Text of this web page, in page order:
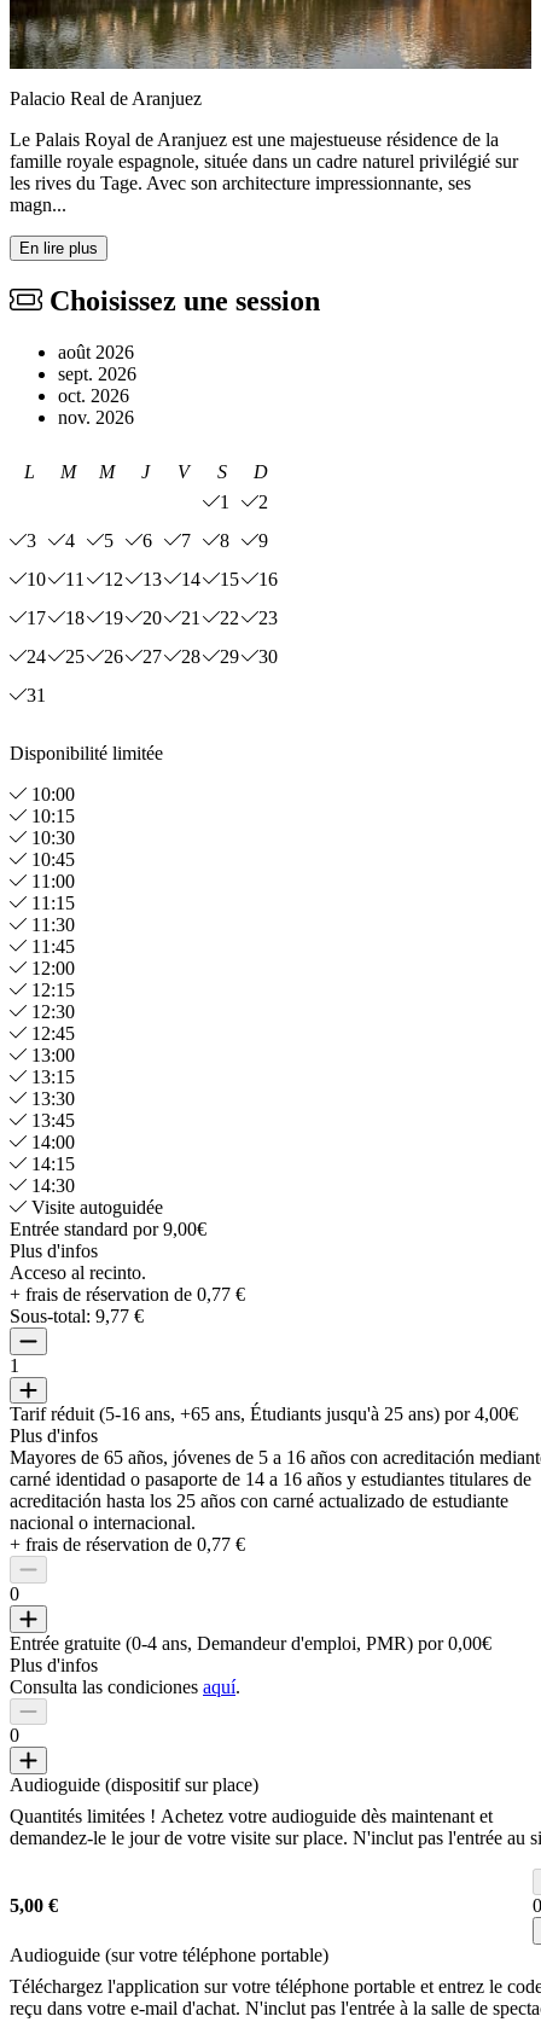
Palacio Real de Aranjuez
Le Palais Royal de Aranjuez est une majestueuse résidence de la
famille royale espagnole, située dans un cadre naturel privilégié sur
les rives du Tage. Avec son architecture impressionnante, ses
magn...
En lire plus
Choisissez une session
août 2026
sept. 2026
oct. 2026
nov. 2026
L M M J V S
D
1
2
3
4 5 6 7 8
9
10
11 12 13 14 15
16
17
18 19 20 21 22
23
24
25 26 27 28 29
30
31
Disponibilité limitée
10:00
10:15
10:30
10:45
11:00
11:15
11:30
11:45
12:00
12:15
12:30
12:45
13:00
13:15
13:30
13:45
14:00
14:15
14:30
Visite autoguidée
Entrée standard por 9,00€
Plus d'infos
Acceso al recinto.
+ frais de réservation de 0,77 €
Sous-total: 9,77 €
1
Tarif réduit (5-16 ans, +65 ans, Étudiants jusqu'à 25 ans) por 4,00€
Plus d'infos
Mayores de 65 años, jóvenes de 5 a 16 años con acreditación
carné identidad o pasaporte de 14 a 16 años y estudiantes titulares de
acreditación hasta los 25 años con carné actualizado de estudiante
nacional o internacional.
+ frais de réservation de 0,77 €
0
Entrée gratuite (0-4 ans, Demandeur d'emploi, PMR) por 0,00€
Plus d'infos
Consulta las condiciones aquí.
0
Audioguide (dispositif sur place)
Quantités limitées ! Achetez votre audioguide dès maintenant et
demandez-le le jour de votre visite sur place. N'inclut pas l'entrée au
5,00 €
Audioguide (sur votre téléphone portable)
Téléchargez l'application sur votre téléphone portable et entrez le
reçu dans votre e-mail d'achat. N'inclut pas l'entrée à la salle de